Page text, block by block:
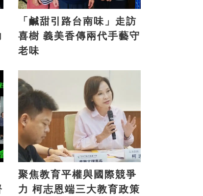
「鹹甜引路台南味」走訪
喜樹 義美香傳兩代手藝守
老味
聚焦教育平權與國際競爭
力 柯志恩端三大教育政策